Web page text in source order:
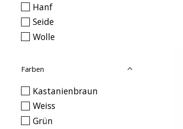
Hanf
Seide
Wolle
Farben
Kastanienbraun
Weiss
Grün